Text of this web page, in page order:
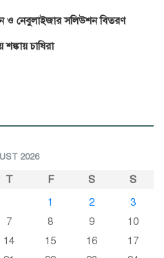
ও নেবুলাইজার সলিউশন বিতরণ
চাষিরা
2026
T F S
S
1
2
3
7 8 9
10
14 15 16
17